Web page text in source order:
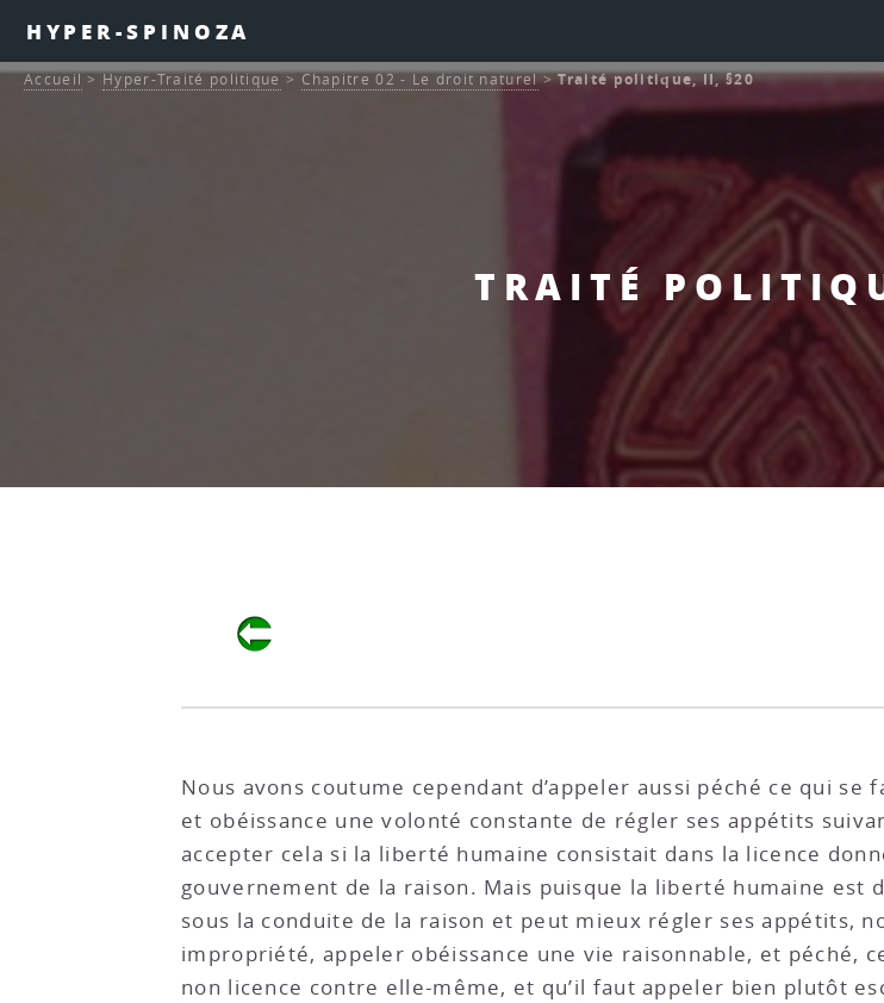
HYPER-SPINOZA
TRAITÉ
Accueil>Hyper-Traité politique>Chapitre 02 - Le droit naturel>Traité politique, II, §20
Nous avons coutume cependant d’appeler aussi péché ce qui
et obéissance une volonté constante de régler ses appétits
accepter cela si la liberté humaine consistait dans la licence
gouvernement de la raison. Mais puisque la liberté humaine est
sous la conduite de la raison et peut mieux régler ses appétits,
impropriété, appeler obéissance une vie raisonnable, et péché,
non licence contre elle-même, et qu’il faut appeler bien plutôt